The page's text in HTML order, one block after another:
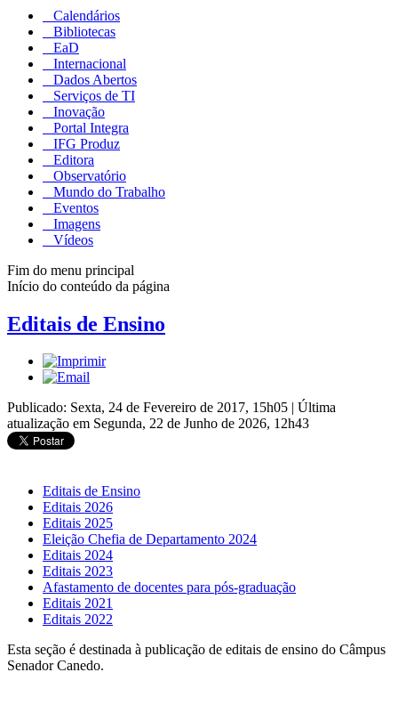
Calendários
Bibliotecas
EaD
Internacional
Dados Abertos
Serviços de TI
Inovação
Portal Integra
IFG Produz
Editora
Observatório
Mundo do Trabalho
Eventos
Imagens
Vídeos
Fim do menu principal
Início do conteúdo da página
Editais de Ensino
Publicado: Sexta, 24 de Fevereiro de 2017, 15h05 | Última
atualização em Segunda, 22 de Junho de 2026, 12h43
Editais de Ensino
Editais 2026
Editais 2025
Eleição Chefia de Departamento 2024
Editais 2024
Editais 2023
Afastamento de docentes para pós-graduação
Editais 2021
Editais 2022
Esta seção é destinada à publicação de editais de ensino do Câmpus
Senador Canedo.